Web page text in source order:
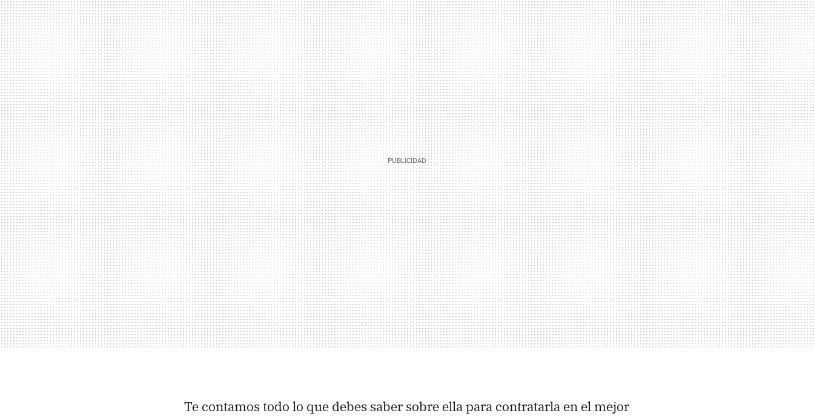
Te contamos todo lo que debes saber sobre ella para contratarla en el mejor